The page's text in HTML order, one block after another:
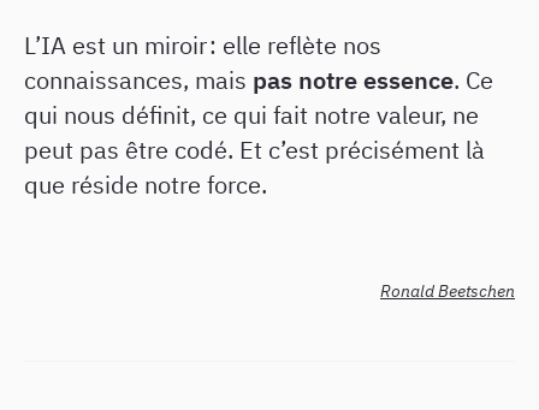
L’IA est un miroir : elle reflète nos
connaissances, mais pas notre essence. Ce
qui nous définit, ce qui fait notre valeur, ne
peut pas être codé. Et c’est précisément là
que réside notre force.
Ronald Beetschen